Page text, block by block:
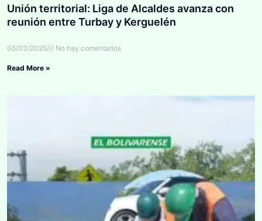
Unión territorial: Liga de Alcaldes avanza con
reunión entre Turbay y Kerguelén
05/03/2025 No hay comentarios
Read More »